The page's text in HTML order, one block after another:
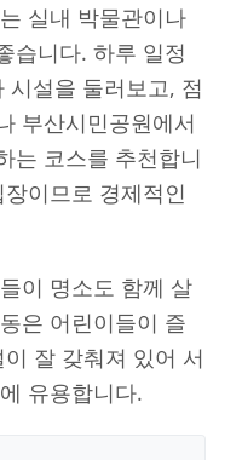
실내 박물관이나
습니다. 하루 일정
시설을 둘러보고, 점
부산시민공원에서
는 코스를 추천합니
이므로 경제적인
이 명소도 함께 살
은 어린이들이 즐
잘 갖춰져 있어 서
유용합니다.